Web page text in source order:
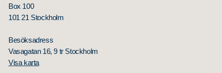
Box 100
101 21 Stockholm
Besöksadress
Vasagatan 16, 9 tr Stockholm
Visa karta